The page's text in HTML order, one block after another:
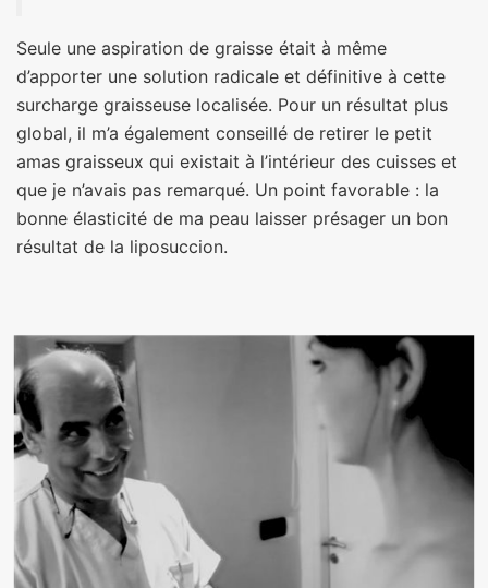
Seule une aspiration de graisse était à même
d’apporter une solution radicale et définitive à cette
surcharge graisseuse localisée. Pour un résultat plus
global, il m’a également conseillé de retirer le petit
amas graisseux qui existait à l’intérieur des cuisses et
que je n’avais pas remarqué. Un point favorable : la
bonne élasticité de ma peau laisser présager un bon
résultat de la liposuccion.